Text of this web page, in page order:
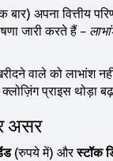
बार) अपना वित्तीय
जारी करते हैं –
वाले को
प्राइस थोड़ा
असर
(रुपये में) औरस्टॉक